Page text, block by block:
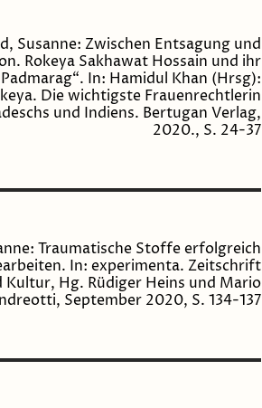
Susanne: Zwischen Entsagung und
Rokeya Sakhawat Hossain und ihr
In: Hamidul Khan (Hrsg):
Die wichtigste Frauenrechtlerin
und Indiens. Bertugan Verlag,
2020., S. 24-37
Traumatische Stoffe erfolgreich
In: experimenta. Zeitschrift
Hg. Rüdiger Heins und Mario
September 2020, S. 134-137